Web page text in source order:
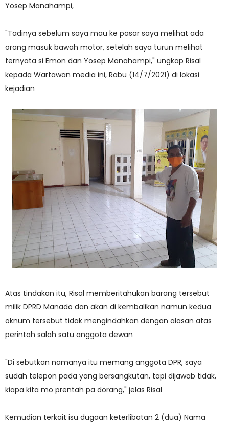
Yosep Manahampi,
"Tadinya sebelum saya mau ke pasar saya melihat ada
orang masuk bawah motor, setelah saya turun melihat
ternyata si Emon dan Yosep Manahampi," ungkap Risal
kepada Wartawan media ini, Rabu (14/7/2021) di lokasi
kejadian
Atas tindakan itu, Risal memberitahukan barang tersebut
milik DPRD Manado dan akan di kembalikan namun kedua
oknum tersebut tidak mengindahkan dengan alasan atas
perintah salah satu anggota dewan
"Di sebutkan namanya itu memang anggota DPR, saya
sudah telepon pada yang bersangkutan, tapi dijawab tidak,
kiapa kita mo prentah pa dorang," jelas Risal
Kemudian terkait isu dugaan keterlibatan 2 (dua) Nama